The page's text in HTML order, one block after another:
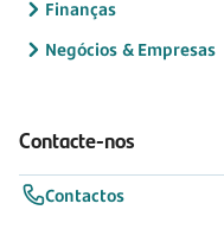
Finanças
Negócios & Empresas
Contacte-nos
Contactos